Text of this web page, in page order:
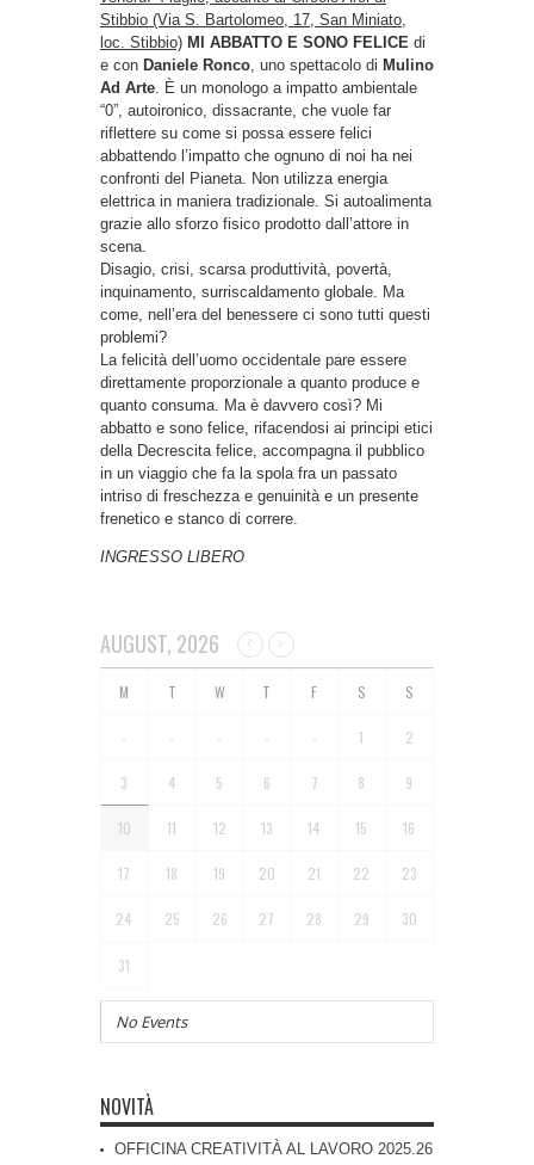
Stibbio (Via S. Bartolomeo, 17, San Miniato,
loc. Stibbio) MI ABBATTO E SONO FELICE di
e con Daniele Ronco , uno spettacolo di Mulino
Ad Arte . È un monologo a impatto ambientale
“0”, autoironico, dissacrante, che vuole far
riflettere su come si possa essere felici
abbattendo l’impatto che ognuno di noi ha nei
confronti del Pianeta. Non utilizza energia
elettrica in maniera tradizionale. Si autoalimenta
grazie allo sforzo fisico prodotto dall’attore in
scena.
Disagio, crisi, scarsa produttività, povertà,
inquinamento, surriscaldamento globale. Ma
come, nell’era del benessere ci sono tutti questi
problemi?
La felicità dell’uomo occidentale pare essere
direttamente proporzionale a quanto produce e
quanto consuma. Ma è davvero così? Mi
abbatto e sono felice, rifacendosi ai principi etici
della Decrescita felice, accompagna il pubblico
in un viaggio che fa la spola fra un passato
intriso di freschezza e genuinità e un presente
frenetico e stanco di correre.
INGRESSO LIBERO
AUGUST, 2026
- - - - - 1 2
3 4 5 6 7 8 9
10 11 12 13 14 15 16
17 18 19 20 21 22 23
24 25 26 27 28 29 30
31
No Events
NOVITÀ
OFFICINA CREATIVITÀ AL LAVORO 2025.26